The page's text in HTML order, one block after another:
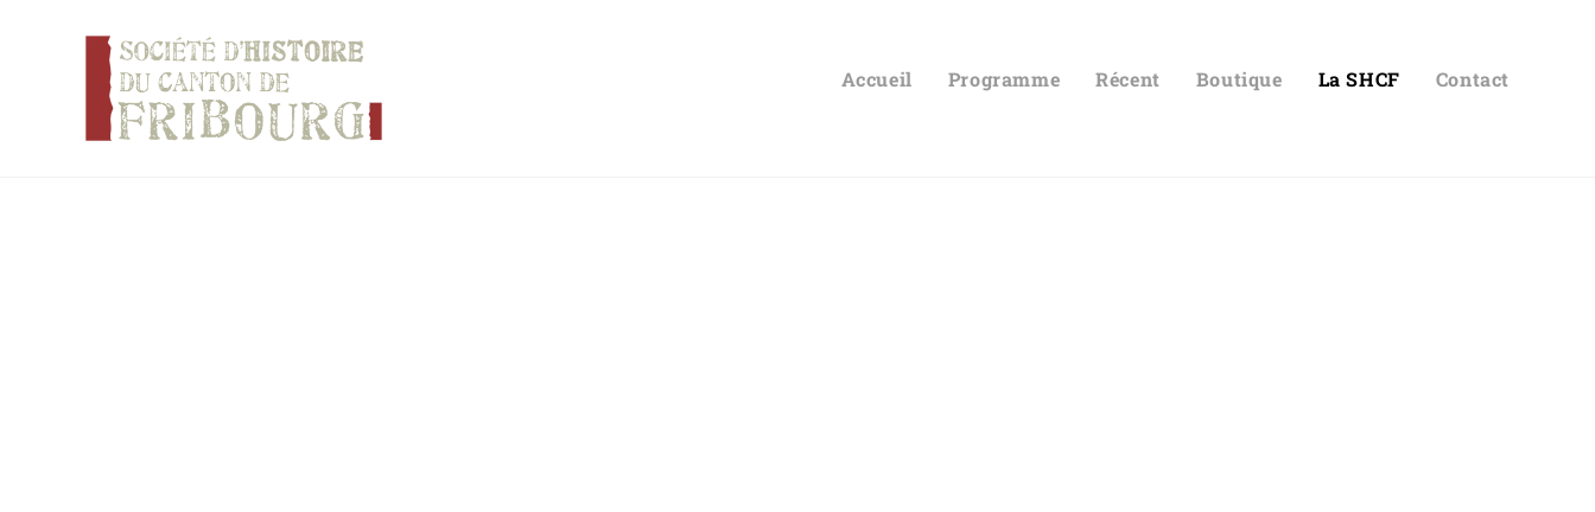
Accueil Programme Récent Boutique La SHCF Contact